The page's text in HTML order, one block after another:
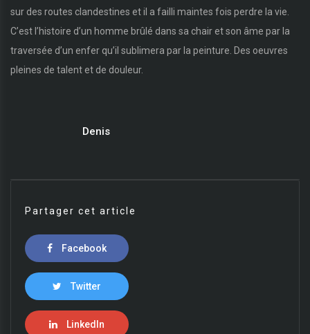
sur des routes clandestines et il a failli maintes fois perdre la vie.
C’est l’histoire d’un homme brûlé dans sa chair et son âme par la
traversée d’un enfer qu’il sublimera par la peinture. Des oeuvres
pleines de talent et de douleur.
Denis
Partager cet article
Facebook
Twitter
LinkedIn